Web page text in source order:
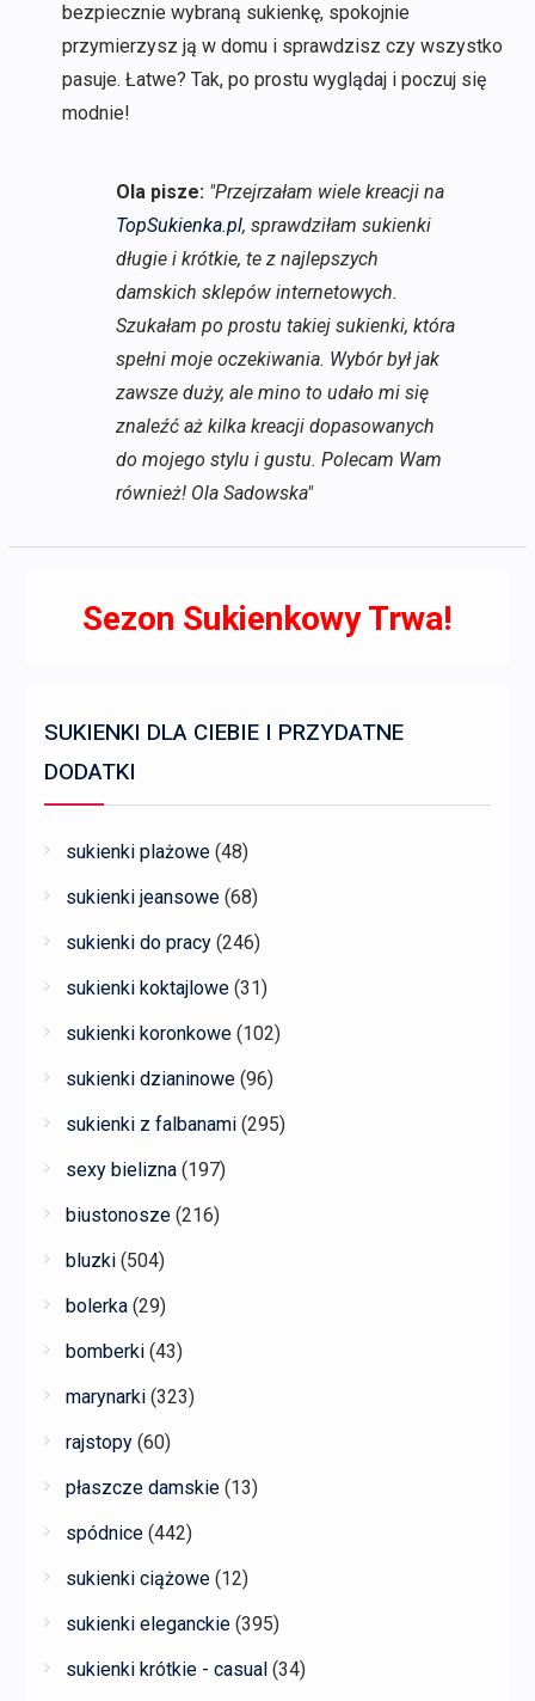
bezpiecznie wybraną sukienkę, spokojnie
przymierzysz ją w domu i sprawdzisz czy wszystko
pasuje. Łatwe? Tak, po prostu wyglądaj i poczuj się
modnie!
Ola pisze: "Przejrzałam wiele kreacji na
TopSukienka.pl, sprawdziłam sukienki
długie i krótkie, te z najlepszych
damskich sklepów internetowych.
Szukałam po prostu takiej sukienki, która
spełni moje oczekiwania. Wybór był jak
zawsze duży, ale mino to udało mi się
znaleźć aż kilka kreacji dopasowanych
do mojego stylu i gustu. Polecam Wam
również! Ola Sadowska"
Sezon Sukienkowy Trwa!
SUKIENKI DLA CIEBIE I PRZYDATNE
DODATKI
sukienki plażowe (48)
sukienki jeansowe (68)
sukienki do pracy (246)
sukienki koktajlowe (31)
sukienki koronkowe (102)
sukienki dzianinowe (96)
sukienki z falbanami (295)
sexy bielizna (197)
biustonosze (216)
bluzki (504)
bolerka (29)
bomberki (43)
marynarki (323)
rajstopy (60)
płaszcze damskie (13)
spódnice (442)
sukienki ciążowe (12)
sukienki eleganckie (395)
sukienki krótkie - casual (34)